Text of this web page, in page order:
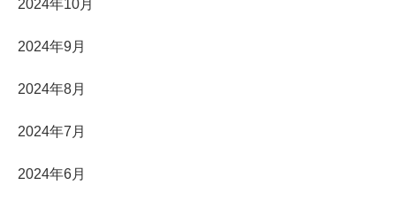
2024年10月
2024年9月
2024年8月
2024年7月
2024年6月